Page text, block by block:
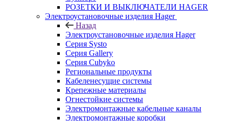
РОЗЕТКИ И ВЫКЛЮЧАТЕЛИ HAGER
Электроустановочные изделия Hager
Назад
Электроустановочные изделия Hager
Серия Systo
Серия Gallery
Серия Cubyko
Региональные продукты
Кабеленесущие системы
Крепежные материалы
Огнестойкие системы
Электромонтажные кабельные каналы
Электромонтажные коробки